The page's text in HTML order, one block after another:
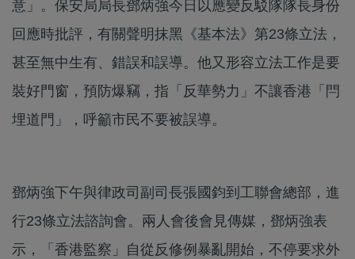
意」。保安局局長鄧炳強今日以應變反駁隊隊長身份
回應時批評，有關聲明抹黑《基本法》第23條立法，
甚至無中生有、錯誤和誤導。他又形容立法工作是要
裝好門窗，預防爆竊，指「反華勢力」不讓香港「閂
埋道門」，呼籲市民不要被誤導。
鄧炳強下午與律政司副司長張國鈞到工聯會總部，進
行23條立法諮詢會。兩人會後會見傳媒，鄧炳強表
示，「香港監察」自從反修例暴亂開始，不停要求外